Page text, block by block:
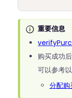
重要信息
购买成功
可以参考
分配购